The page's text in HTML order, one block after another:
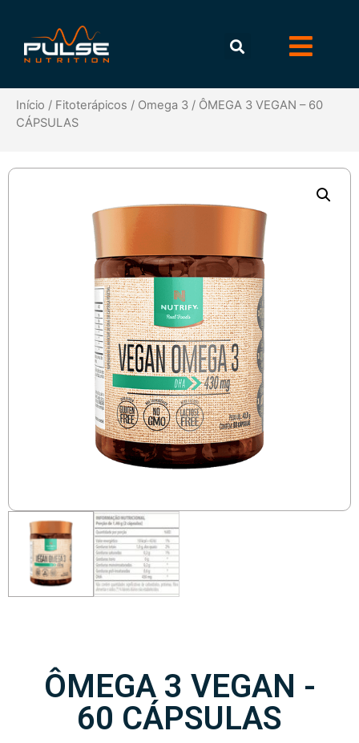
Início / Fitoterápicos / Omega 3 / ÔMEGA 3 VEGAN – 60
CÁPSULAS
ÔMEGA 3 VEGAN -
60 CÁPSULAS